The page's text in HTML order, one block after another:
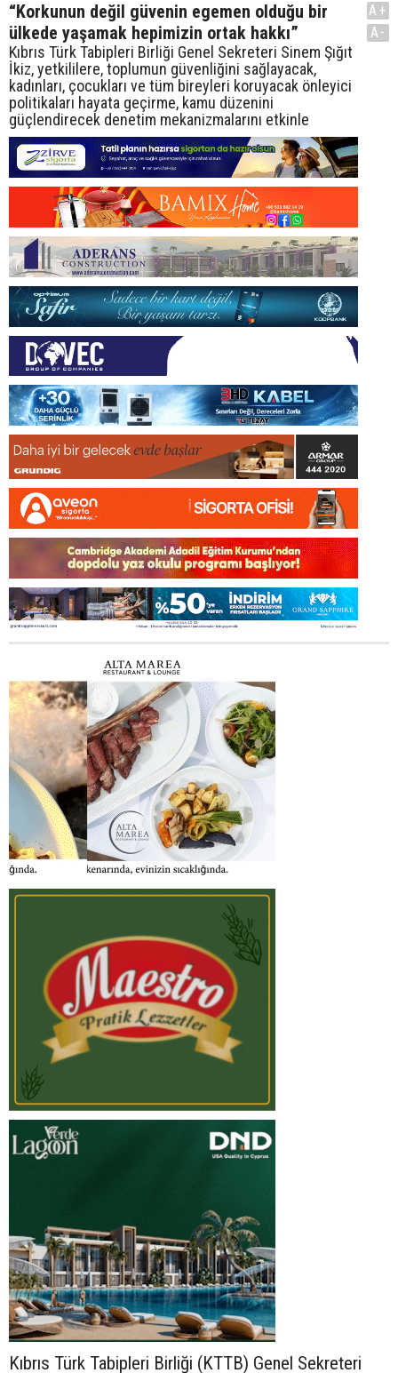
“Korkunun değil güvenin egemen olduğu bir
ülkede yaşamak hepimizin ortak hakkı”
Kıbrıs Türk Tabipleri Birliği Genel Sekreteri Sinem Şığıt
İkiz, yetkililere, toplumun güvenliğini sağlayacak,
kadınları, çocukları ve tüm bireyleri koruyacak önleyici
politikaları hayata geçirme, kamu düzenini
güçlendirecek denetim mekanizmalarını etkinle
A+
A-
Kıbrıs Türk Tabipleri Birliği (KTTB) Genel Sekreteri